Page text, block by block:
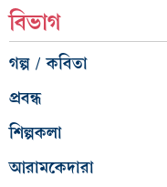
বিভাগ
গল্প / কবিতা
প্রবন্ধ
শিল্পকলা
আরামকেদারা